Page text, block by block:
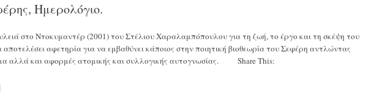
Ημερολόγιο.
στο Ντοκυμαντέρ (2001) του Στέλιου Χαραλαμπόπουλου για τη ζωή, το έργο και τη σκέψη του
αφετηρία για να εμβαθύνει κάποιος στην ποιητική βιοθεωρία του Σεφέρη αντλώντας
αλλά και αφορμές ατομικής και συλλογικής αυτογνωσίας. Share This: